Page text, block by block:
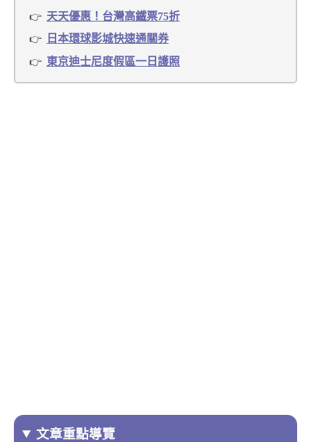
天天優惠！台灣高鐵票75折
日本環球影城快速通關券
東京迪士尼度假區一日護照
文章重點導覽